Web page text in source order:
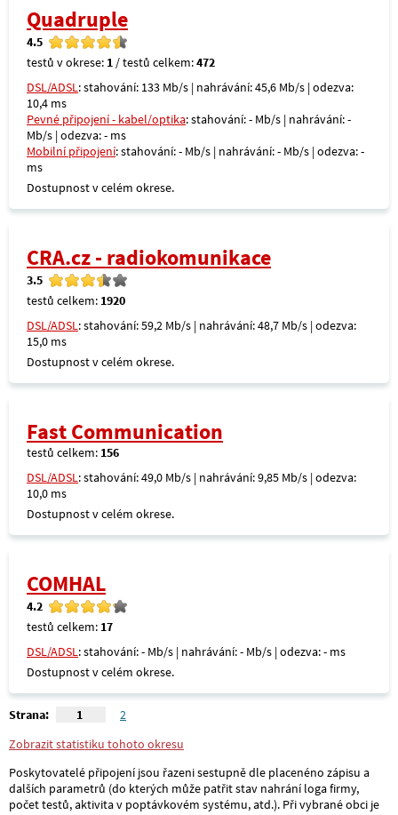
Quadruple
4.5
testů v okrese: 1 / testů celkem:472
DSL/ADSL: stahování: 133 Mb/s | nahrávání: 45,6 Mb/s | odezva:
10,4 ms
Pevné připojení - kabel/optika: stahování: - Mb/s | nahrávání: -
Mb/s | odezva: - ms
Mobilní připojení: stahování: - Mb/s | nahrávání: - Mb/s | odezva: -
ms
Dostupnost v celém okrese.
CRA.cz - radiokomunikace
3.5
testů celkem: 1920
DSL/ADSL: stahování: 59,2 Mb/s | nahrávání: 48,7 Mb/s | odezva:
15,0 ms
Dostupnost v celém okrese.
Fast Communication
testů celkem: 156
DSL/ADSL: stahování: 49,0 Mb/s | nahrávání: 9,85 Mb/s | odezva:
10,0 ms
Dostupnost v celém okrese.
COMHAL
4.2
testů celkem: 17
DSL/ADSL: stahování: - Mb/s | nahrávání: - Mb/s | odezva: - ms
Dostupnost v celém okrese.
Strana: 1
2
Zobrazit statistiku tohoto okresu
Poskytovatelé připojení jsou řazeni sestupně dle placenéno zápisu a
dalších parametrů (do kterých může patřit stav nahrání loga firmy,
počet testů, aktivita v poptávkovém systému, atd.). Při vybrané obci je